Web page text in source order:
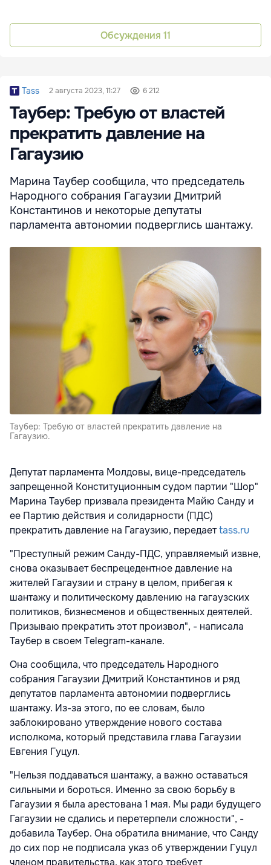
Обсуждения 11
Tass 2 августа 2023, 11:27 6 212
Таубер: Требую от властей
прекратить давление на
Гагаузию
Марина Таубер сообщила, что председатель
Народного собрания Гагаузии Дмитрий
Константинов и некоторые депутаты
парламента автономии подверглись шантажу.
Таубер: Требую от властей прекратить давление на
Гагаузию.
Депутат парламента Молдовы, вице-председатель
запрещенной Конституционным судом партии "Шор"
Марина Таубер призвала президента Майю Санду и
ее Партию действия и солидарности (ПДС)
прекратить давление на Гагаузию, передаетtass.ru
"Преступный режим Санду-ПДС, управляемый извне,
снова оказывает беспрецедентное давление на
жителей Гагаузии и страну в целом, прибегая к
шантажу и политическому давлению на гагаузских
политиков, бизнесменов и общественных деятелей.
Призываю прекратить этот произвол", - написала
Таубер в своем Telegram-канале.
Она сообщила, что председатель Народного
собрания Гагаузии Дмитрий Константинов и ряд
депутатов парламента автономии подверглись
шантажу. Из-за этого, по ее словам, было
заблокировано утверждение нового состава
исполкома, который представила глава Гагаузии
Евгения Гуцул.
"Нельзя поддаваться шантажу, а важно оставаться
сильными и бороться. Именно за свою борьбу в
Гагаузии я была арестована 1 мая. Мы ради будущего
Гагаузии не сдались и перетерпели сложности", -
добавила Таубер. Она обратила внимание, что Санду
до сих пор не подписала указ об утверждении Гуцул